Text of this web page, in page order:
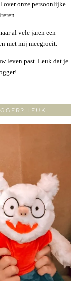
over onze persoonlijke
al vele jaren een
met mij meegroeit.
leven past. Leuk dat je
LEUK!